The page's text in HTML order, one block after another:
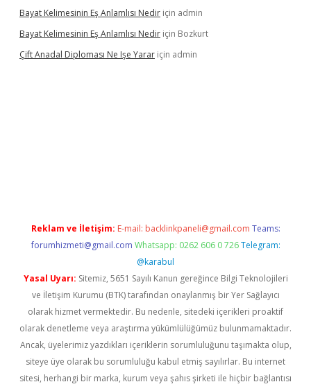
Bayat Kelimesinin Eş Anlamlısı Nedir için admin
Bayat Kelimesinin Eş Anlamlısı Nedir için Bozkurt
Çift Anadal Diploması Ne Işe Yarar için admin
Reklam ve İletişim: E-mail: backlinkpaneli@gmail.com Teams:
forumhizmeti@gmail.com Whatsapp: 0262 606 0 726 Telegram:
@karabul
Yasal Uyarı: Sitemiz, 5651 Sayılı Kanun gereğince Bilgi Teknolojileri
ve İletişim Kurumu (BTK) tarafından onaylanmış bir Yer Sağlayıcı
olarak hizmet vermektedir. Bu nedenle, sitedeki içerikleri proaktif
olarak denetleme veya araştırma yükümlülüğümüz bulunmamaktadır.
Ancak, üyelerimiz yazdıkları içeriklerin sorumluluğunu taşımakta olup,
siteye üye olarak bu sorumluluğu kabul etmiş sayılırlar. Bu internet
sitesi, herhangi bir marka, kurum veya şahıs şirketi ile hiçbir bağlantısı